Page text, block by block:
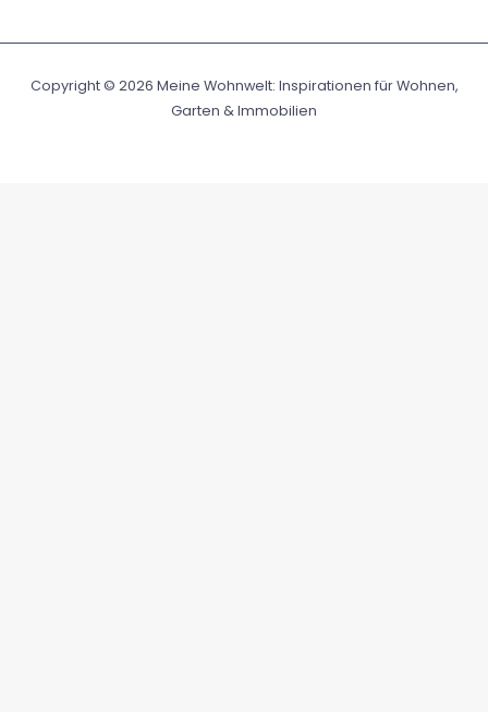
Copyright © 2026 Meine Wohnwelt: Inspirationen für Wohnen,
Garten & Immobilien